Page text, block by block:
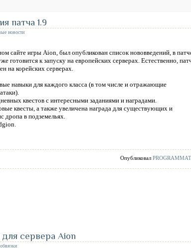
патча 1.9
новости
сайте игры Aion, был опубликован список нововведений, в
готовится к запуску на европейских серверах. Естественно,
на корейских серверах.
навыки для каждого класса (в том числе и отражающие
квестов с интересными заданиями и наградами.
квесты, а также увеличена награда для существующих и
дропа в подземельях.
Опубликовал
сервера Aion